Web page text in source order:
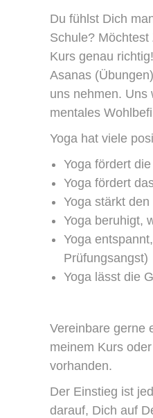
Du fühlst Dich
Schule?
Kurs genau
Asanas
uns nehmen. Uns
mentales
Yoga hat viele
Yoga fördert
Yoga fördert
Yoga stärkt
Yoga beruhigt,
Yoga
Prüfungsangst)
Yoga lässt die
Vereinbare gerne
meinem Kurs
vorhanden.
Der Einstieg ist
darauf, Dich auf